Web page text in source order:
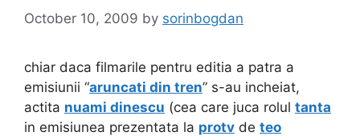
October 10, 2009 by sorinbogdan
chiar daca filmarile pentru editia a patra a
emisiunii “aruncati din tren” s-au incheiat,
actita nuami dinescu (cea care juca rolul tanta
in emisiunea prezentata la protv de teo